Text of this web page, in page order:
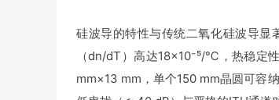
硅波导的特性与传统二氧化硅波导
（dn/dT）高达18×10⁻⁵/℃，热稳定
mm×13 mm，单个150 mm晶圆可容